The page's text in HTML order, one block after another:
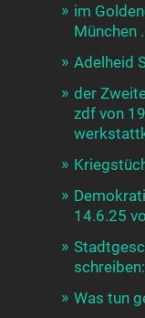
im
München
Adelheid
der
zdf von
14.6.25
Was tun